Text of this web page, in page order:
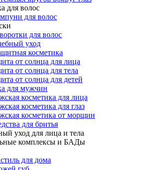
для волос
для волос
для волос
уход
косметика
от солнца для лица
от солнца для тела
от солнца для детей
для мужчин
косметика для лица
косметика для глаз
косметика от морщин
для бритья
уход для лица и тела
комплексы и БАДы
для дома